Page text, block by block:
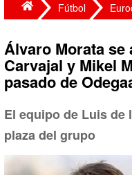
Fútbol
Álvaro Morata se
Carvajal y Mikel
pasado de
El equipo de Luis de
plaza del grupo